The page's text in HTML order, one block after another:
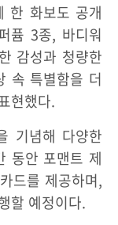
한 화보도 공개
퓸 3종, 바디워
감성과 청량한
속 특별함을 더
현했다.
기념해 다양한
동안 포맨트 제
드를 제공하며,
할 예정이다.